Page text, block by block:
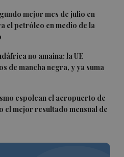
mejor mes de julio en
el petróleo en medio de la
no amaina: la UE
de mancha negra, y ya suma
espolean el aeropuerto de
el mejor resultado mensual de